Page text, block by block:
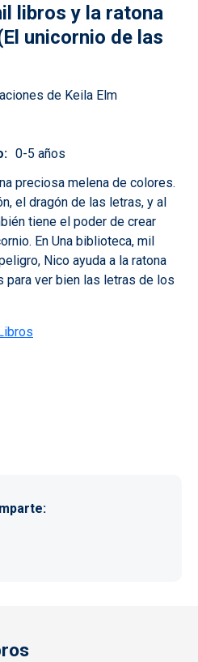
libros y la ratona
unicornio de las
de Keila Elm
0-5 años
preciosa melena de colores.
el dragón de las letras, y al
tiene el poder de crear
En Una biblioteca, mil
Nico ayuda a la ratona
para ver bien las letras de los